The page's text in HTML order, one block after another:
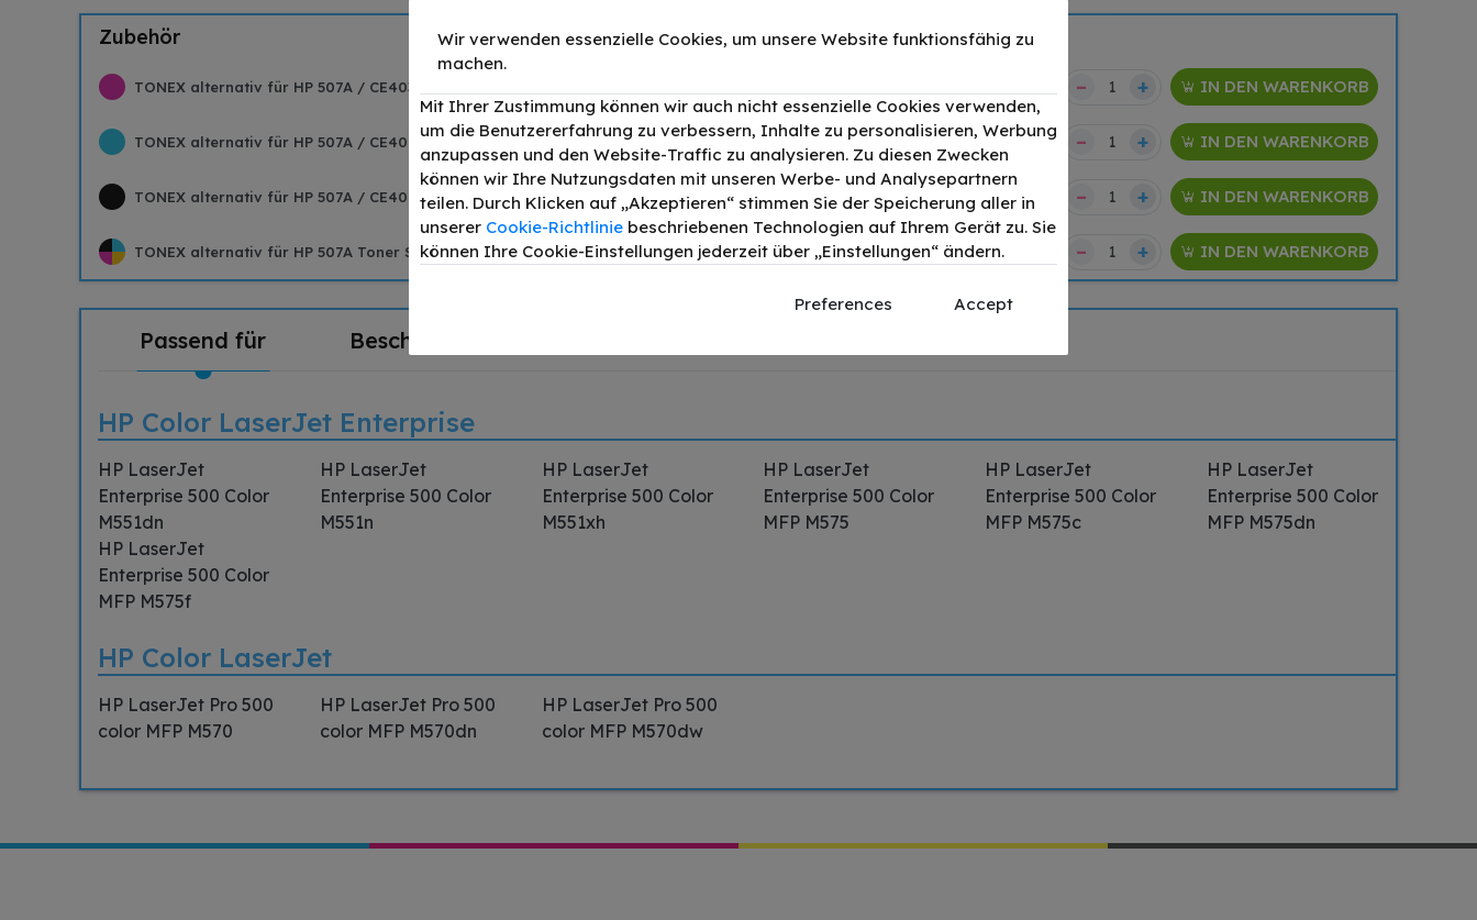
Zubehör
TONEX alternativ für HP 507A / CE403A Toner Magenta bis zu 6000 Seiten – + IN DEN WARENKORB
TONEX alternativ für HP 507A / CE401A Toner Cyan bis zu 6000 Seiten Druckleistung:6000 97,40 € – + IN DEN WARENKORB
TONEX alternativ für HP 507A / CE400A Toner Schwarz bis zu 11000 Seiten Druckleistung:11000 79,90 € – + IN DEN WARENKORB
TONEX alternativ für HP 507A Toner Schwarz Cyan Magenta Gelb Spar-Set 299,90 € – + IN DEN WARENKORB
Passend für Beschreibung
HP Color LaserJet Enterprise
HP LaserJet
Enterprise 500 Color
M551dn
HP LaserJet
Enterprise 500 Color
M551n
HP LaserJet
Enterprise 500 Color
M551xh
HP LaserJet
Enterprise 500 Color
MFP M575
HP LaserJet
Enterprise 500 Color
MFP M575c
HP LaserJet
Enterprise 500 Color
MFP M575dn
HP LaserJet
Enterprise 500 Color
MFP M575f
HP Color LaserJet
HP LaserJet Pro 500
color MFP M570
HP LaserJet Pro 500
color MFP M570dn
HP LaserJet Pro 500
color MFP M570dw
Wir verwenden essenzielle Cookies, um unsere Website funktionsfähig zu
machen.
Mit Ihrer Zustimmung können wir auch nicht essenzielle Cookies verwenden,
um die Benutzererfahrung zu verbessern, Inhalte zu personalisieren, Werbung
anzupassen und den Website-Traffic zu analysieren. Zu diesen Zwecken
können wir Ihre Nutzungsdaten mit unseren Werbe- und Analysepartnern
teilen. Durch Klicken auf „Akzeptieren“ stimmen Sie der Speicherung aller in
unserer Cookie-Richtlinie beschriebenen Technologien auf Ihrem Gerät zu. Sie
können Ihre Cookie-Einstellungen jederzeit über „Einstellungen“ ändern.
Preferences Accept